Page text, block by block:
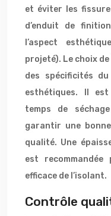
et éviter les
d’enduit de
l’aspect
projeté). Le choix
des spécificités
esthétiques. Il
temps de
garantir une
qualité. Une
est
efficace de l’isolant.
Contrôle